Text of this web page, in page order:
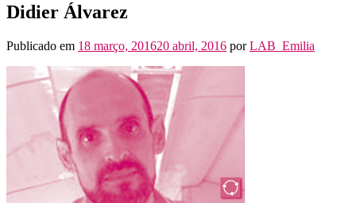
Didier Álvarez
Publicado em 18 março, 201620 abril, 2016 porLAB_Emilia